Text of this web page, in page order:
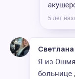
5 лет
Светлана
Я из
больнице